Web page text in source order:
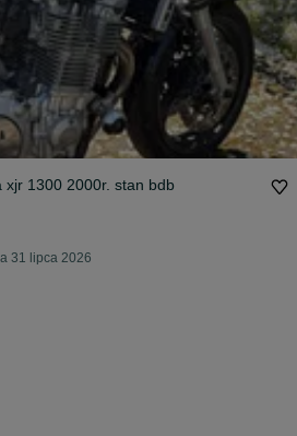
xjr 1300 2000r. stan bdb
31 lipca 2026